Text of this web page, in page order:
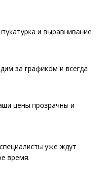
и выравнивание
за графиком и всегда
цены прозрачны и
уже ждут
время.